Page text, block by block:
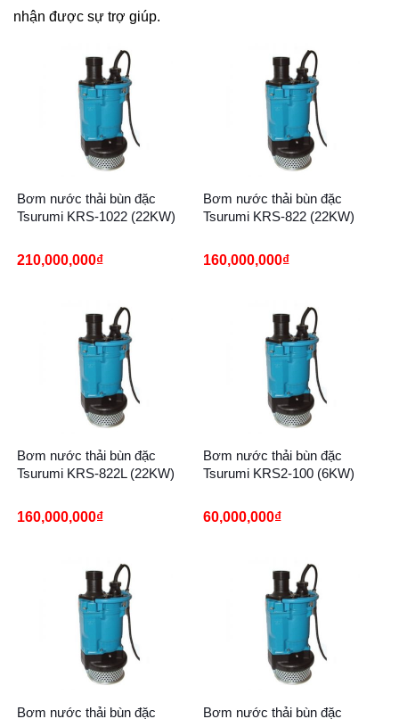
nhận được sự trợ giúp.
Bơm nước thải bùn đặc
Tsurumi KRS-1022 (22KW)
210,000,000₫
Bơm nước thải bùn đặc
Tsurumi KRS-822 (22KW)
160,000,000₫
Bơm nước thải bùn đặc
Tsurumi KRS-822L (22KW)
160,000,000₫
Bơm nước thải bùn đặc
Tsurumi KRS2-100 (6KW)
60,000,000₫
Bơm nước thải bùn đặc
Bơm nước thải bùn đặc